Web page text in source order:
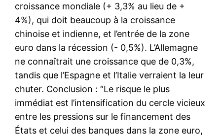
croissance mondiale (+ 3,3% au lieu de +
4%), qui doit beaucoup à la croissance
chinoise et indienne, et l’entrée de la zone
euro dans la récession (- 0,5%). L’Allemagne
ne connaîtrait une croissance que de 0,3%,
tandis que l’Espagne et l’Italie verraient la leur
chuter. Conclusion : “Le risque le plus
immédiat est l’intensification du cercle vicieux
entre les pressions sur le financement des
États et celui des banques dans la zone euro,